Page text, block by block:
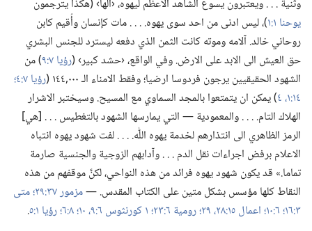
وثنية .‏ .‏ .‏ ويعتبرون يسوع الشاهد الاعظم ليهوه،‏ ‹الها› (‏هكذا يترجمون
يوحنا ١:‏١
‏)‏،‏ ليس ادنى من احد سوى يهوه.‏ .‏ .‏ .‏ مات كإنسان وأُقيم كابن
روحاني خالد.‏ آلامه وموته كانت الثمن الذي دفعه ليسترد للجنس البشري
حق العيش الى الابد على الارض.‏ وفي الواقع،‏ ‹حشد كبير› (‏رؤيا ٧:‏٩
‏)‏ من
الشهود الحقيقيين يرجون فردوسا ارضيا؛‏ وفقط الامناء الـ‍ ٠٠٠‏,١٤٤ (‏
رؤيا ٧:‏٤؛‏
١٤:‏١،‏
‏)‏ يمكن ان يتمتعوا بالمجد السماوي مع المسيح.‏ وسيختبر الاشرار
الهلاك التام.‏ .‏ .‏ .‏ والمعمودية —‏ التي يمارسها الشهود بالتغطيس .‏ .‏ .‏ [هي]
الرمز الظاهري الى انتذارهم لخدمة يهوه اللّٰه.‏ .‏ .‏ .‏ لفت شهود يهوه انتباه
الاعلام برفض اجراءات نقل الدم .‏ .‏ .‏ وآدابهم الزوجية والجنسية صارمة
تماما.‏» قد يكون شهود يهوه فرائد من هذه النواحي،‏ لكنَّ موقفهم من هذه
النقاط كلها مؤسس بشكل متين على الكتاب المقدس.‏ —‏مزمور ٣٧:‏٢٩؛‏
متى
٣:‏١٦؛‏
اعمال ١٥:‏٢٨،‏ ٢٩؛‏ رومية ٦:‏٢٣؛‏ رؤيا ١:‏٥ ‏.‏